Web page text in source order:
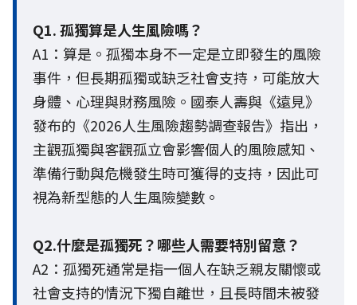
Q1. 孤獨算是人生風險嗎？
A1：算是。孤獨本身不一定是立即發生的風險
事件，但長期孤獨或缺乏社會支持，可能放大
身體、心理與財務風險。國泰人壽與《遠見》
發布的《2026人生風險趨勢調查報告》指出，
主觀孤獨與客觀孤立會影響個人的風險感知、
準備行動與危機發生時可獲得的支持，因此可
視為新型態的人生風險變數。
Q2.什麼是孤獨死？哪些人需要特別留意？
A2：孤獨死通常是指一個人在缺乏親友關懷或
社會支持的情況下獨自離世，且長時間未被發